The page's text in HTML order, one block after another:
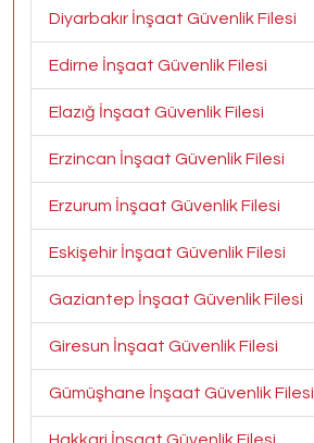
Diyarbakır İnşaat Güvenlik Filesi
Edirne İnşaat Güvenlik Filesi
Elazığ İnşaat Güvenlik Filesi
Erzincan İnşaat Güvenlik Filesi
Erzurum İnşaat Güvenlik Filesi
Eskişehir İnşaat Güvenlik Filesi
Gaziantep İnşaat Güvenlik Filesi
Giresun İnşaat Güvenlik Filesi
Gümüşhane İnşaat Güvenlik Filesi